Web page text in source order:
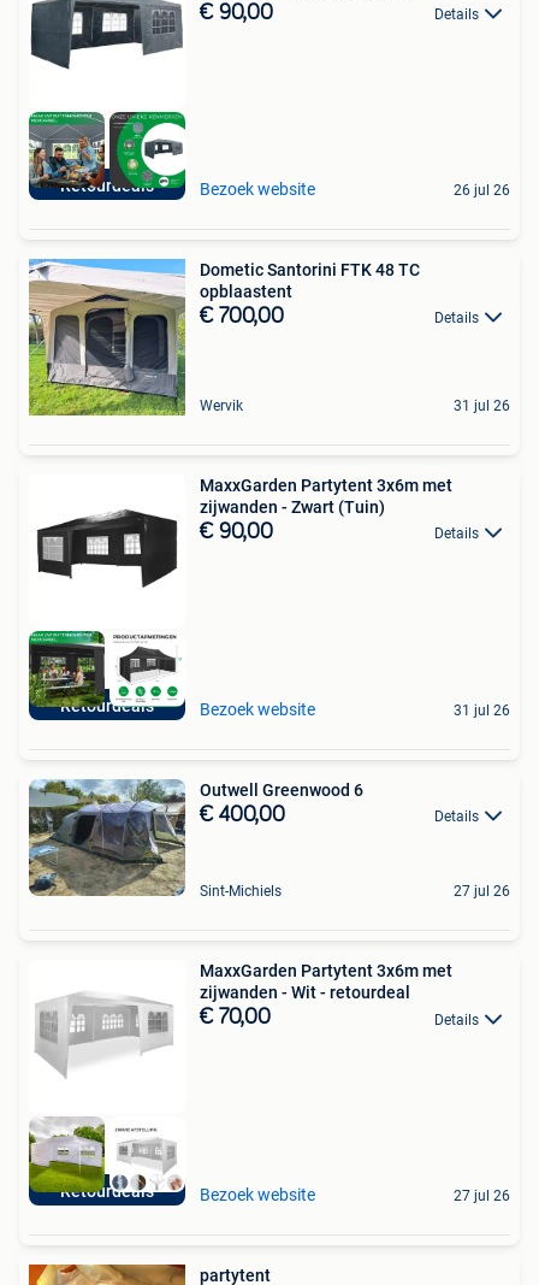
Retourdeals
€ 90,00 Details
Bezoek website 26 jul 26
Dometic Santorini FTK 48 TC
opblaastent
€ 700,00 Details
Wervik 31 jul 26
Retourdeals
MaxxGarden Partytent 3x6m met
zijwanden - Zwart (Tuin)
€ 90,00 Details
Bezoek website 31 jul 26
Outwell Greenwood 6
€ 400,00 Details
Sint-Michiels 27 jul 26
Retourdeals
MaxxGarden Partytent 3x6m met
zijwanden - Wit - retourdeal
€ 70,00 Details
Bezoek website 27 jul 26
partytent